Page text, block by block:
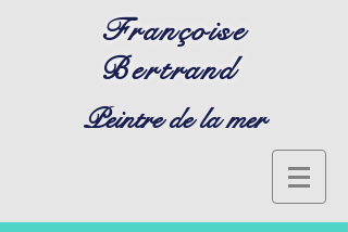
Françoise
Bertrand
Peintre de la mer